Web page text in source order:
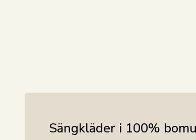
Sängkläder i 100%